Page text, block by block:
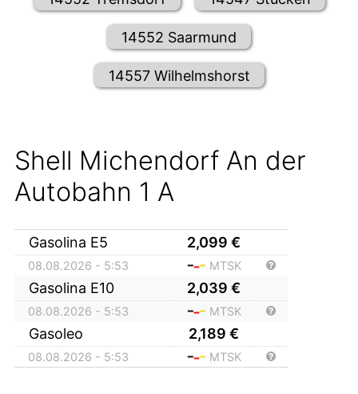
14552 Saarmund
14557 Wilhelmshorst
Shell Michendorf An der
Autobahn 1 A
Gasolina E5 2,099 €
08.08.2026 - 5:53 MTSK
Gasolina E10 2,039 €
08.08.2026 - 5:53 MTSK
Gasoleo 2,189 €
08.08.2026 - 5:53 MTSK